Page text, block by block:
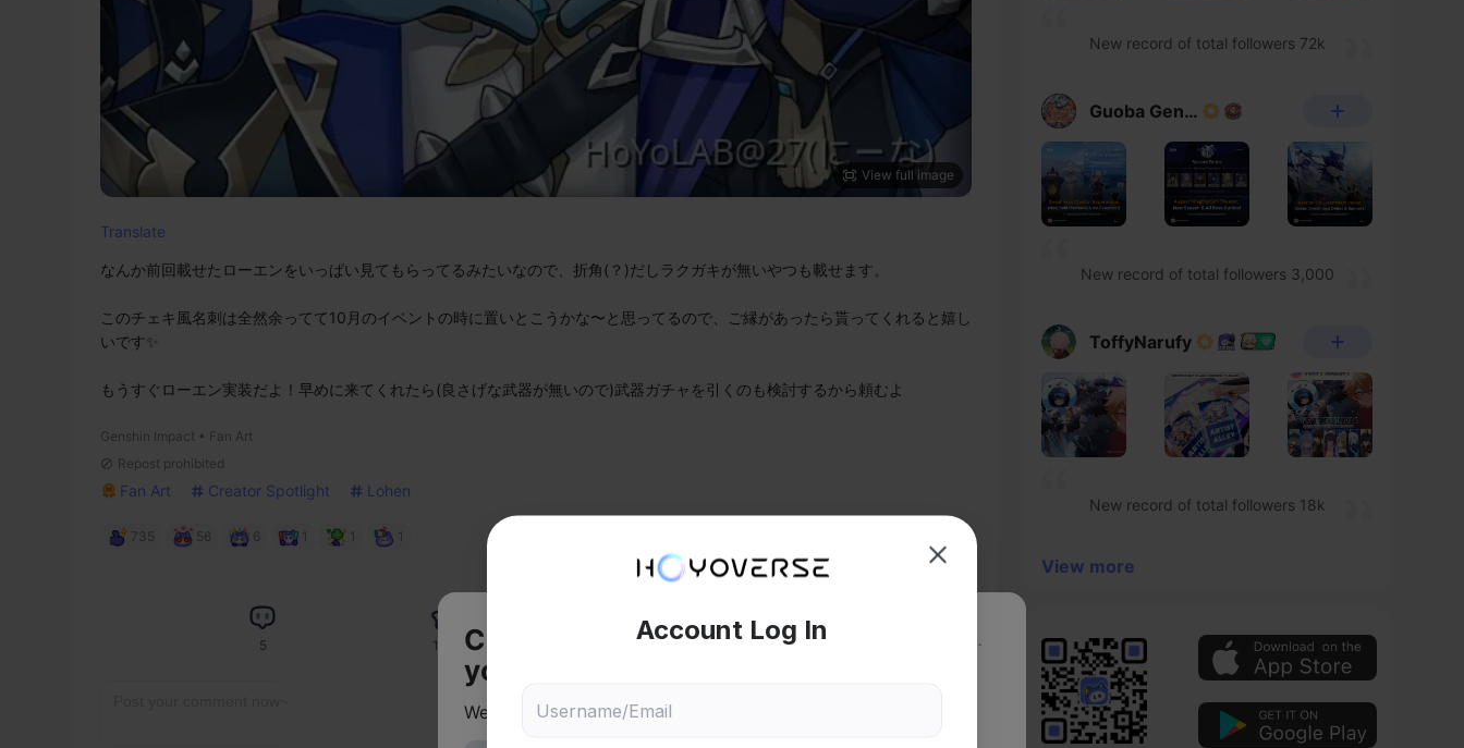
View full image
Translate
なんか前回載せたローエンをいっぱい見てもらってるみたいなので、折角(？)だしラクガキが無いやつも載せます。
このチェキ風名刺は全然余ってて10月のイベントの時に置いとこうかな〜と思ってるので、ご縁があったら貰ってくれると嬉し
いです✨
もうすぐローエン実装だよ！早めに来てくれたら(良さげな武器が無いので)武器ガチャを引くのも検討するから頼むよ
Genshin Impact • Fan Art
Repost prohibited
Fan Art Creator Spotlight Lohen
735 56 6 1 1 1
5 140
New record of total followers 72k
Guoba Genshin
New record of total followers 3,000
ToffyNarufy
New record of total followers 18k
View more
Choose content that interests
you
Skip
We will recommend content based on your chosen interests